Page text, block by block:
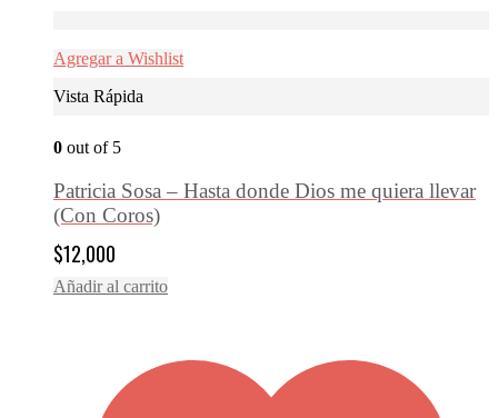
Agregar a Wishlist
Vista Rápida
0 out of 5
Patricia Sosa – Hasta donde Dios me quiera llevar
(Con Coros)
$12,000
Añadir al carrito